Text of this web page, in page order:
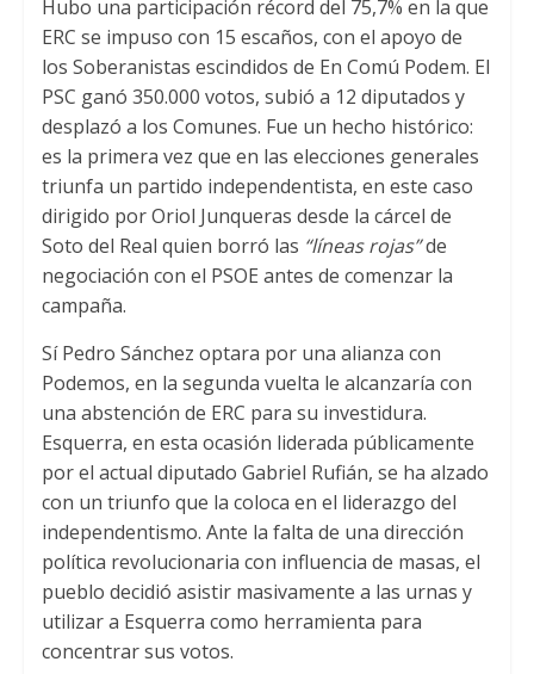
Hubo una participación récord del 75,7% en la que
ERC se impuso con 15 escaños, con el apoyo de
los Soberanistas escindidos de En Comú Podem. El
PSC ganó 350.000 votos, subió a 12 diputados y
desplazó a los Comunes. Fue un hecho histórico:
es la primera vez que en las elecciones generales
triunfa un partido independentista, en este caso
dirigido por Oriol Junqueras desde la cárcel de
Soto del Real quien borró las “líneas rojas”de
negociación con el PSOE antes de comenzar la
campaña.
Sí Pedro Sánchez optara por una alianza con
Podemos, en la segunda vuelta le alcanzaría con
una abstención de ERC para su investidura.
Esquerra, en esta ocasión liderada públicamente
por el actual diputado Gabriel Rufián, se ha alzado
con un triunfo que la coloca en el liderazgo del
independentismo. Ante la falta de una dirección
política revolucionaria con influencia de masas, el
pueblo decidió asistir masivamente a las urnas y
utilizar a Esquerra como herramienta para
concentrar sus votos.